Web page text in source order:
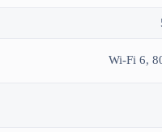
Wi-Fi 6,